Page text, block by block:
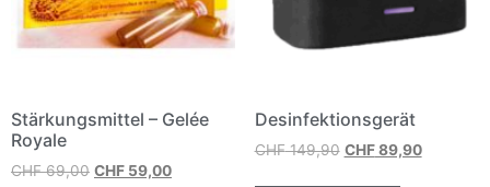
Stärkungsmittel – Gelée
Royale
CHF69,00 CHF 59,00
Desinfektionsgerät
CHF149,90 CHF89,90